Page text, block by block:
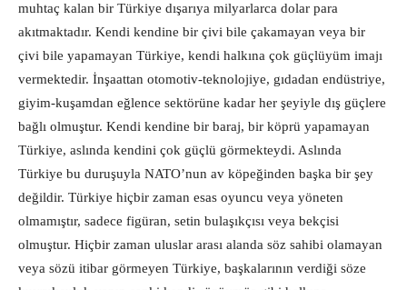
muhtaç kalan bir Türkiye dışarıya milyarlarca dolar para
akıtmaktadır. Kendi kendine bir çivi bile çakamayan veya bir
çivi bile yapamayan Türkiye, kendi halkına çok güçlüyüm imajı
vermektedir. İnşaattan otomotiv-teknolojiye, gıdadan endüstriye,
giyim-kuşamdan eğlence sektörüne kadar her şeyiyle dış güçlere
bağlı olmuştur. Kendi kendine bir baraj, bir köprü yapamayan
Türkiye, aslında kendini çok güçlü görmekteydi. Aslında
Türkiye bu duruşuyla NATO’nun av köpeğinden başka bir şey
değildir. Türkiye hiçbir zaman esas oyuncu veya yöneten
olmamıştır, sadece figüran, setin bulaşıkçısı veya bekçisi
olmuştur. Hiçbir zaman uluslar arası alanda söz sahibi olamayan
veya sözü itibar görmeyen Türkiye, başkalarının verdiği söze